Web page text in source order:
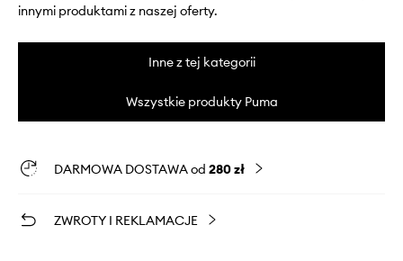
innymi produktami z naszej oferty.
Inne z tej kategorii
Wszystkie produkty Puma
DARMOWA DOSTAWA od 280 zł
ZWROTY I REKLAMACJE